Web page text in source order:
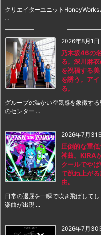
クリエイターユニット
...
2026年8月1日
乃木坂46の
る。深川麻
を祝福する
を誘う。ア
る。
グループの温かい空気感を象徴す
のセンター ...
2026年7月31
圧倒的な重
神曲。KIRA
クールでや
で跳ね上が
由。
日常の退屈を一瞬で吹き飛ばして
楽曲が出現 ...
2026年7月30